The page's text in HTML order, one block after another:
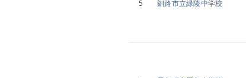
5 釧路市立緑陵中学校